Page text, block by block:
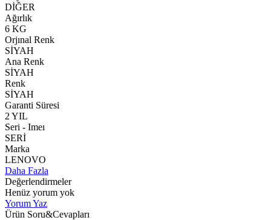
DİĞER
Ağırlık
6 KG
Orjınal Renk
SİYAH
Ana Renk
SİYAH
Renk
SİYAH
Garanti Süresi
2 YIL
Seri - Imeı
SERİ
Marka
LENOVO
Daha Fazla
Değerlendirmeler
Henüz yorum yok
Yorum Yaz
Ürün Soru&Cevapları